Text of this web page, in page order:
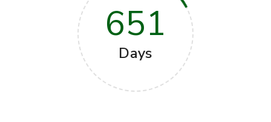
651
Days